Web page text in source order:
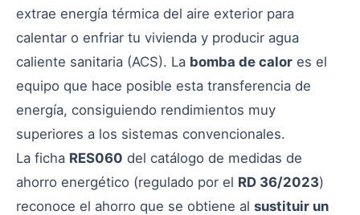
extrae energía térmica del aire exterior para
calentar o enfriar tu vivienda y producir agua
caliente sanitaria (ACS). La bomba de calor es el
equipo que hace posible esta transferencia de
energía, consiguiendo rendimientos muy
superiores a los sistemas convencionales.
La ficha RES060 del catálogo de medidas de
ahorro energético (regulado por el RD 36/2023)
reconoce el ahorro que se obtiene al sustituir un